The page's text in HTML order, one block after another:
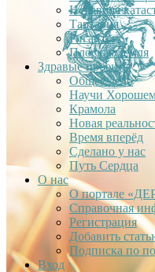
Недавняя
Тартария
Гиганты
Плоская Земля
Здравые проекты
Общее дело
Научи
Крамола
Новая
Время вперёд
Сделано у нас
Путь Сердца
О нас
О портале
Справочная
Регистрация
Добавить
Подписка по
Вход